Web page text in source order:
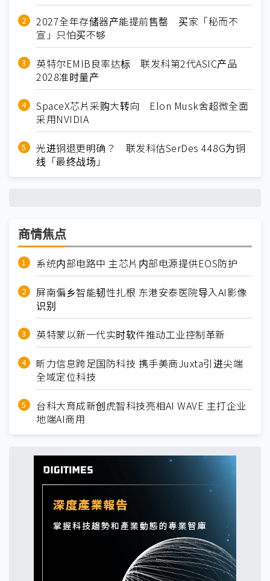
2027全年存储器产能提前售罄 买家「秘而不
宣」只怕买不够
英特尔EMIB良率达标 联发科第2代ASIC产品
2028准时量产
SpaceX芯片采购大转向 Elon Musk舍超微全面
采用NVIDIA
光进铜退更明确？ 联发科估SerDes 448G为铜
线「最终战场」
商情焦点
系统内部电路中 主芯片内部电源提供EOS防护
屏南偏乡智能韧性扎根 东港安泰医院导入AI影像
识别
英特蒙以新一代实时软件推动工业控制革新
昕力信息跨足国防科技 携手美商Juxta引进尖端
全域定位科技
台科大育成新创虎智科技亮相AI WAVE 主打企业
地端AI商用